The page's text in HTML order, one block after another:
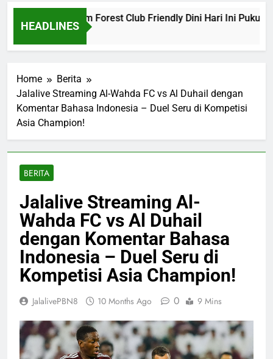
HEADLINES
vs Nottingham Forest Club Friendly Dini Hari Ini Pukul
Home
Berita
Jalalive Streaming Al-Wahda FC vs Al Duhail dengan
Komentar Bahasa Indonesia – Duel Seru di Kompetisi
Asia Champion!
BERITA
Jalalive Streaming Al-
Wahda FC vs Al Duhail
dengan Komentar Bahasa
Indonesia – Duel Seru di
Kompetisi Asia Champion!
JalalivePBN8 10 Months Ago 0 9 Mins